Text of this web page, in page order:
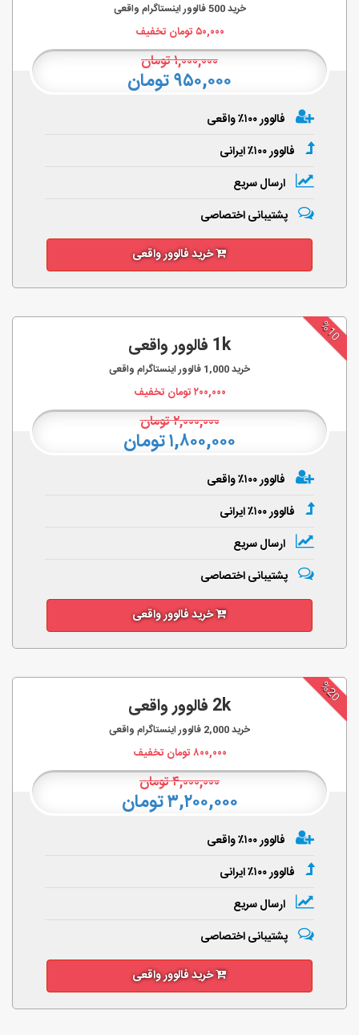
خرید500فالوور اینستاگرام واقعی
۵۰,۰۰۰تومان تخفیف
۱,۰۰۰,۰۰۰تومان
۹۵۰,۰۰۰ تومان
فالوور ۱۰۰٪ واقعی
فالوور ۱۰۰٪ ایرانی
ارسال سریع
پشتیبانی اختصاصی
خرید فالوور واقعی
%10
1k فالوور واقعی
خرید1,000 فالوور اینستاگرام واقعی
۲۰۰,۰۰۰تومان تخفیف
۲,۰۰۰,۰۰۰تومان
۱,۸۰۰,۰۰۰ تومان
فالوور ۱۰۰٪ واقعی
فالوور ۱۰۰٪ ایرانی
ارسال سریع
پشتیبانی اختصاصی
خرید فالوور واقعی
%20
2k فالوور واقعی
خرید2,000 فالوور اینستاگرام واقعی
۸۰۰,۰۰۰تومان تخفیف
۴,۰۰۰,۰۰۰تومان
۳,۲۰۰,۰۰۰ تومان
فالوور ۱۰۰٪ واقعی
فالوور ۱۰۰٪ ایرانی
ارسال سریع
پشتیبانی اختصاصی
خرید فالوور واقعی